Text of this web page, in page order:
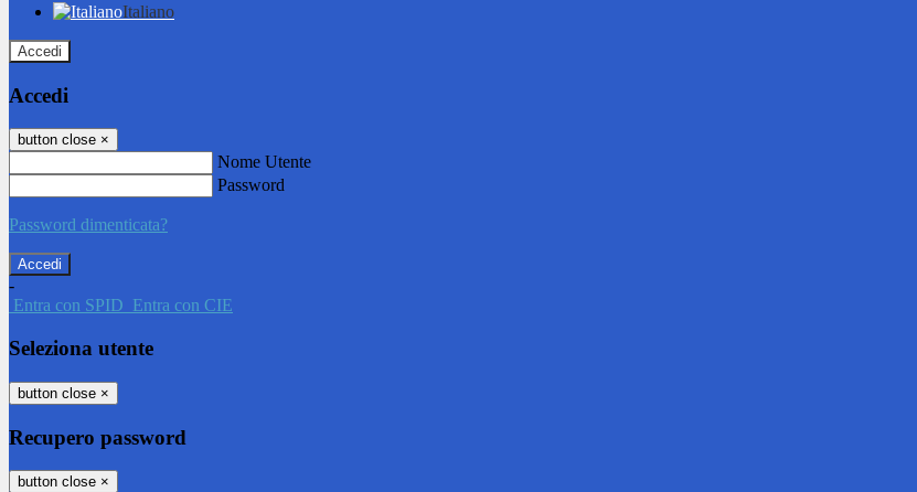
Italiano
Accedi
Accedi
button close ×
Nome Utente
Password
Password dimenticata?
-
Entra con SPID Entra con CIE
Seleziona utente
button close ×
Recupero password
button close ×